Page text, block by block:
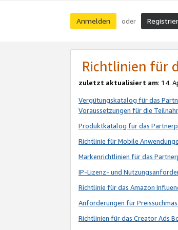
Anmelden oder
Richtlinien für
zuletzt aktualisiert am: 14.
Vergütungskatalog für das
Voraussetzungen für die
Produktkatalog für das
Richtlinie für Mobile
Markenrichtlinien für das
IP-Lizenz- und
Richtlinie für das Amazon
Anforderungen für
Richtlinien für das Creator Ads